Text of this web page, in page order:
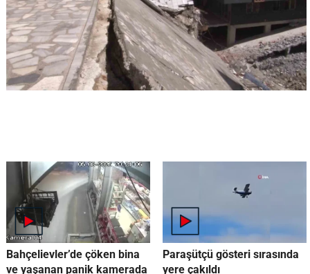
Bahçelievler’de çöken bina
ve yaşanan panik kamerada
Paraşütçü gösteri sırasında
yere çakıldı